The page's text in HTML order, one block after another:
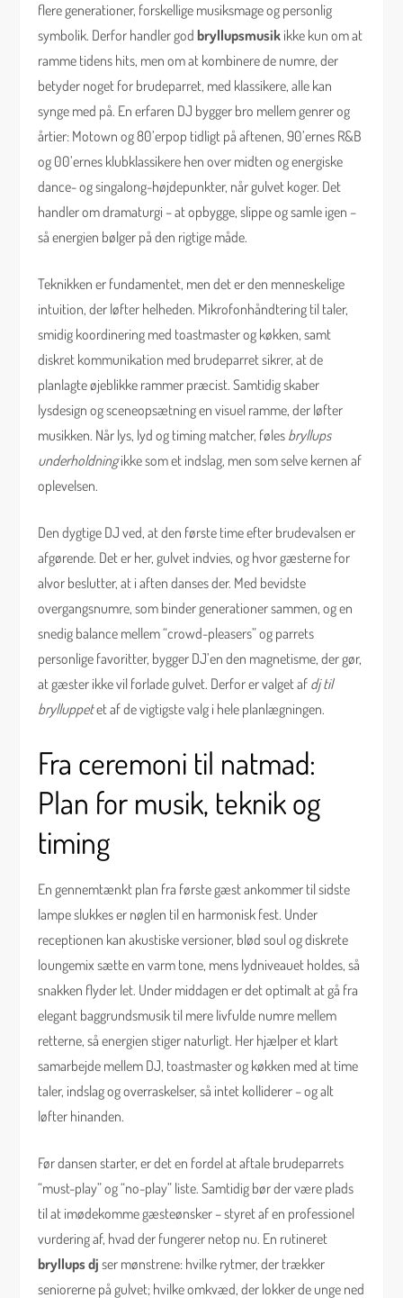
flere generationer, forskellige musiksmage og personlig
symbolik. Derfor handler godbryllupsmusik ikke kun om at
ramme tidens hits, men om at kombinere de numre, der
betyder noget for brudeparret, med klassikere, alle kan
synge med på. En erfaren DJ bygger bro mellem genrer og
årtier: Motown og 80’erpop tidligt på aftenen, 90’ernes R&B
og 00’ernes klubklassikere hen over midten og energiske
dance- og singalong-højdepunkter, når gulvet koger. Det
handler om dramaturgi – at opbygge, slippe og samle igen –
så energien bølger på den rigtige måde.
Teknikken er fundamentet, men det er den menneskelige
intuition, der løfter helheden. Mikrofonhåndtering til taler,
smidig koordinering med toastmaster og køkken, samt
diskret kommunikation med brudeparret sikrer, at de
planlagte øjeblikke rammer præcist. Samtidig skaber
lysdesign og sceneopsætning en visuel ramme, der løfter
musikken. Når lys, lyd og timing matcher, føles bryllups
underholdningikke som et indslag, men som selve kernen af
oplevelsen.
Den dygtige DJ ved, at den første time efter brudevalsen er
afgørende. Det er her, gulvet indvies, og hvor gæsterne for
alvor beslutter, at i aften danses der. Med bevidste
overgangsnumre, som binder generationer sammen, og en
snedig balance mellem “crowd-pleasers” og parrets
personlige favoritter, bygger DJ’en den magnetisme, der gør,
at gæster ikke vil forlade gulvet. Derfor er valget af dj til
brylluppetet af de vigtigste valg i hele planlægningen.
Fra ceremoni til natmad:
Plan for musik, teknik og
timing
En gennemtænkt plan fra første gæst ankommer til sidste
lampe slukkes er nøglen til en harmonisk fest. Under
receptionen kan akustiske versioner, blød soul og diskrete
loungemix sætte en varm tone, mens lydniveauet holdes, så
snakken flyder let. Under middagen er det optimalt at gå fra
elegant baggrundsmusik til mere livfulde numre mellem
retterne, så energien stiger naturligt. Her hjælper et klart
samarbejde mellem DJ, toastmaster og køkken med at time
taler, indslag og overraskelser, så intet kolliderer – og alt
løfter hinanden.
Før dansen starter, er det en fordel at aftale brudeparrets
“must-play” og “no-play” liste. Samtidig bør der være plads
til at imødekomme gæsteønsker – styret af en professionel
vurdering af, hvad der fungerer netop nu. En rutineret
bryllups dj ser mønstrene: hvilke rytmer, der trækker
seniorerne på gulvet; hvilke omkvæd, der lokker de unge ned